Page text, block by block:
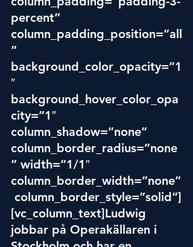
percent”
column_padding_position=”all
”
background_color_opacity=”1
″
background_hover_color_opa
city=”1″
column_shadow=”none”
column_border_radius=”none
” width=”1/1″
column_border_width=”none”
column_border_style=”solid”]
[vc_column_text]Ludwig
jobbar på Operakällaren i